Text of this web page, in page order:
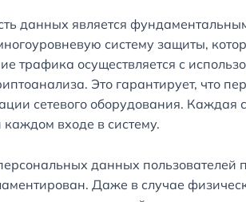
данных является
систему защиты,
трафика осуществляется с
Это гарантирует, что
сетевого оборудования. Каждая
входе в систему.
данных пользователей
Даже в случае